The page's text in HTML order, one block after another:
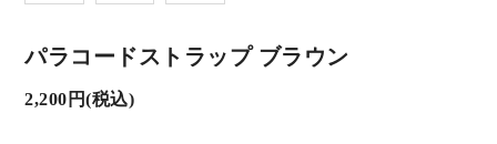
パラコードストラップ ブラウン
2,200円(税込)